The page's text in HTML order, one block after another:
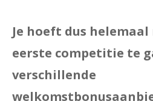
Je hoeft dus
eerste competitie te
verschillende